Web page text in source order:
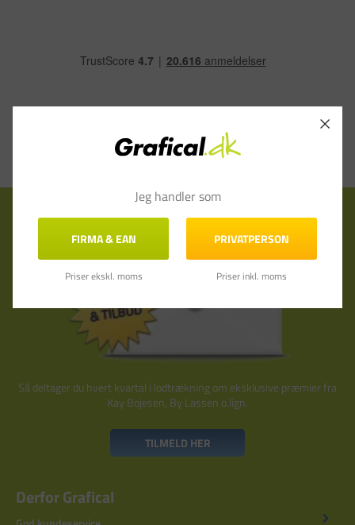
Tilmeld nyhedsbrev
Så deltager du hvert kvartal i lodtrækning om eksklusive præmier fra
Kay Bojesen, By Lassen o.lign.
TILMELD HER
Derfor Grafical
Jeg handler som
FIRMA & EAN
Priser ekskl. moms
PRIVATPERSON
Priser inkl. moms